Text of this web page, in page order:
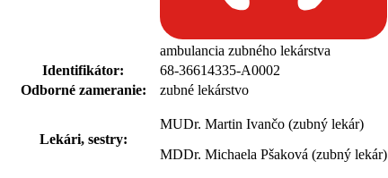
ambulancia zubného lekárstva
Identifikátor:
68-36614335-A0002
Odborné zameranie:
zubné lekárstvo
Lekári, sestry:
MUDr. Martin Ivančo (zubný lekár)
MDDr. Michaela Pšaková (zubný lekár)